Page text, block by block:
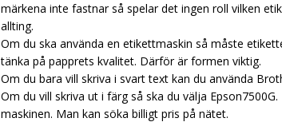
märkena inte fastnar så spelar det ingen roll vilken
allting.
Om du ska använda en etikettmaskin så måste
tänka på papprets kvalitet. Därför är formen viktig.
Om du bara vill skriva i svart text kan du använda
Om du vill skriva ut i färg så ska du välja
maskinen. Man kan söka billigt pris på nätet.